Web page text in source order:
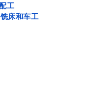
工
床和车工